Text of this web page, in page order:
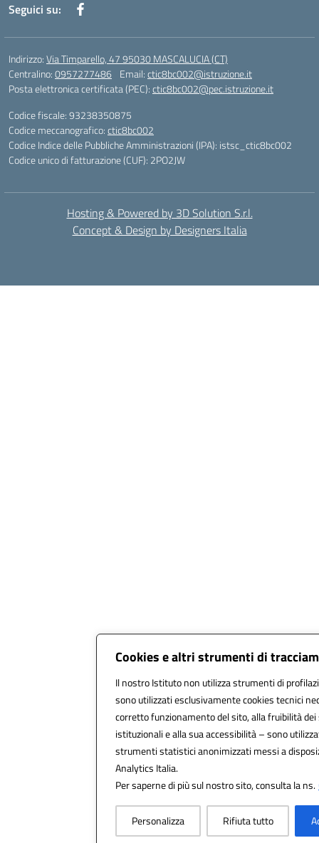
Cookies e altri strumenti di
Il nostro Istituto non utilizza strumenti di
sono utilizzati esclusivamente cookies tecnici
corretto funzionamento del sito, alla fruibilità dei
istituzionali e alla sua accessibilità – sono
strumenti statistici anonimizzati messi a
Analytics Italia.
Per saperne di più sul nostro sito, consulta la ns.
Personalizza Rifiuta tutto
Seguici su:
Indirizzo:Via Timparello, 47 95030 MASCALUCIA (CT)
Centralino:0957277486 Email:ctic8bc002@istruzione.it
Posta elettronica certificata (PEC):ctic8bc002@pec.istruzione.it
Codice fiscale: 93238350875
Codice meccanografico:ctic8bc002
Codice Indice delle Pubbliche Amministrazioni (IPA): istsc_ctic8bc002
Codice unico di fatturazione (CUF): 2PO2JW
Hosting & Powered by 3D Solution S.r.l.
Concept & Design by Designers Italia